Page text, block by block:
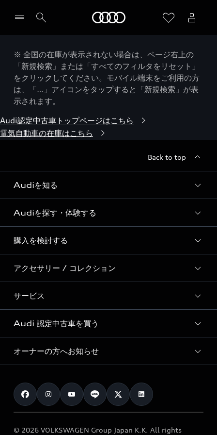
※ 全国の在庫が表示されない場合は、ページ右上の
「新規検索」または「すべてのフィルタをリセット」
をクリックしてください。モバイル端末をご利用の方
は、「…」アイコンをタップすると「新規検索」が表
示されます。
Audi認定中古車トップページはこちら
電気自動車の在庫はこちら
Back to top
Audiを知る
Audi ブランド
Story of Progress
Audi Sport
Formula 1®
デジタルサービス
Audiを探す・体験する
ディーラー検索
新車在庫検索
試乗車・展示車検索
見積り依頼
試乗予約
購入を検討する
モデル一覧
特別仕様モデル / 限定モデル
e-tronラインアップ
価格シミュレーション
車両比較
カタログ一覧
アクセサリー / コレクション
純正アクセサリー
オンラインショップ
Audi collection
アウディナビアプリ
サービス
サービス入庫予約
サービスプログラム
メンテナンス
車検 / 定期点検
e-tronアフターサポート
Audi 認定中古車を買う
Audi認定中古車
クオリティ
保証
メンテナンス
オーナーの方へお知らせ
お知らせ
オーナー様向けキャンペーン
© 2026 VOLKSWAGEN Group Japan K.K. All rights